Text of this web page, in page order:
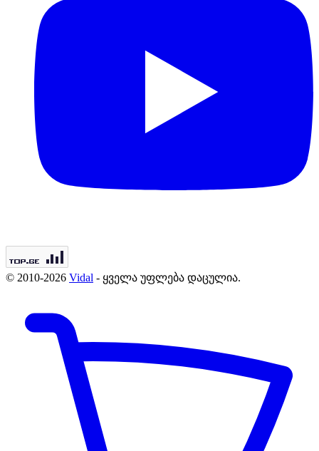
© 2010-2026 Vidal - ყველა უფლება დაცულია.